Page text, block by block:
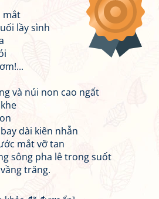
mắt
lầy sình
và núi non cao ngất
dài kiên nhẫn
mắt vỡ tan
sông pha lê trong suốt
trăng.